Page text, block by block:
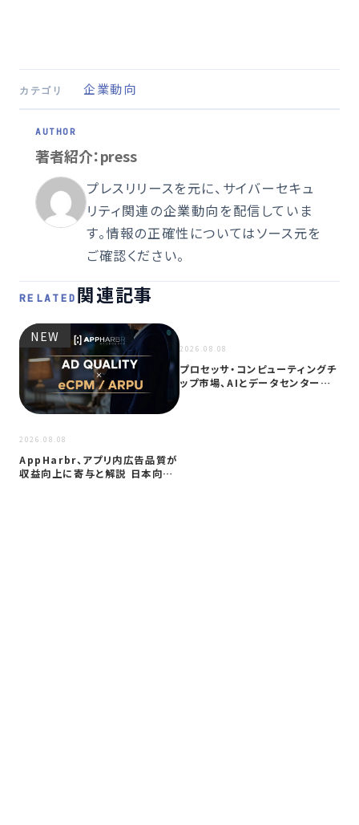
カテゴリ 企業動向
著者紹介：press
プレスリリースを元に、サイバーセキュ
リティ関連の企業動向を配信していま
す。情報の正確性についてはソース元を
ご確認ください。
RELATED 関連記事
NEW
2026.08.08
AppHarbr、アプリ内広告品質が
収益向上に寄与と解説 日本向け
2026.08.08
プロセッサ・コンピューティングチ
ップ市場、AIとデータセンター需